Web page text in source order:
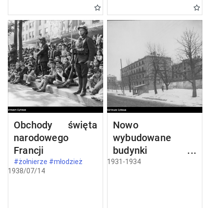
Obchody święta
narodowego
Francji
#żołnierze #młodzież
1938/07/14
Nowo
wybudowane
budynki w
Częstochowie
1931-1934